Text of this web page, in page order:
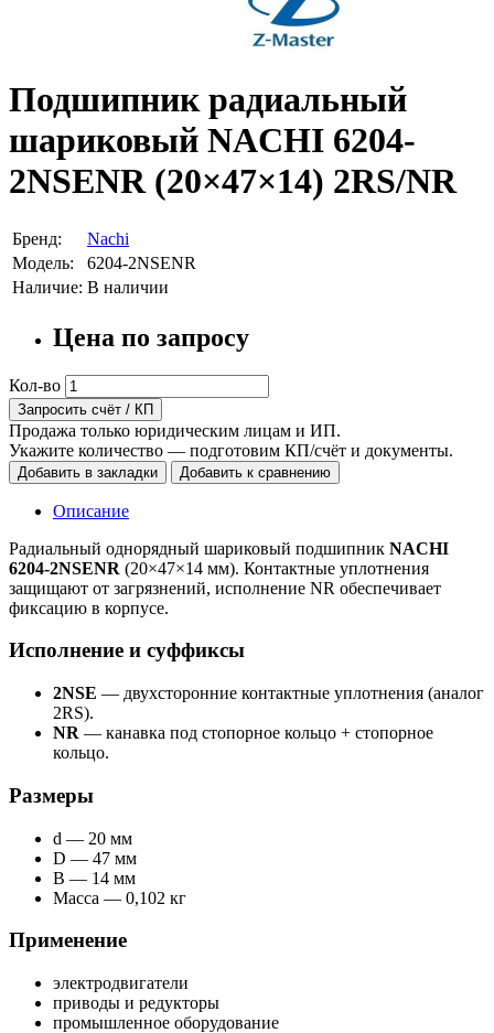
Подшипник радиальный
шариковый NACHI 6204-
2NSENR (20×47×14) 2RS/NR
Бренд:
Nachi
Модель:
6204-2NSENR
Наличие: В наличии
Цена по запросу
Кол-во
Запросить счёт / КП
Продажа только юридическим лицам и ИП.
Укажите количество — подготовим КП/счёт и документы.
Добавить в закладки Добавить к сравнению
Описание
Радиальный однорядный шариковый подшипник NACHI
6204-2NSENR (20×47×14 мм). Контактные уплотнения
защищают от загрязнений, исполнение NR обеспечивает
фиксацию в корпусе.
Исполнение и суффиксы
2NSE — двухсторонние контактные уплотнения (аналог
2RS).
NR — канавка под стопорное кольцо + стопорное
кольцо.
Размеры
d — 20 мм
D — 47 мм
B — 14 мм
Масса — 0,102 кг
Применение
электродвигатели
приводы и редукторы
промышленное оборудование